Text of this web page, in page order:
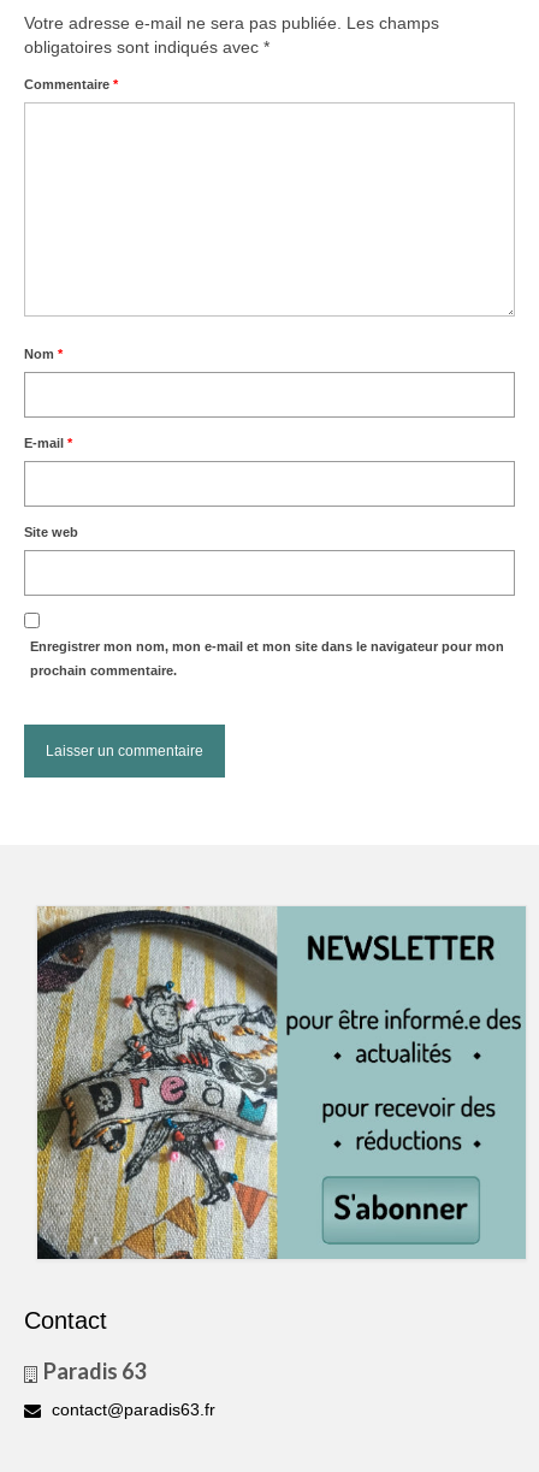
Blog
Galerie
Votre adresse e-mail ne sera pas publiée.
Les champs
obligatoires sont indiqués avec *
Commentaire *
Nom *
E-mail *
Site web
Enregistrer mon nom, mon e-mail et mon site dans le navigateur pour mon
prochain commentaire.
Contact
Paradis 63
contact@paradis63.fr